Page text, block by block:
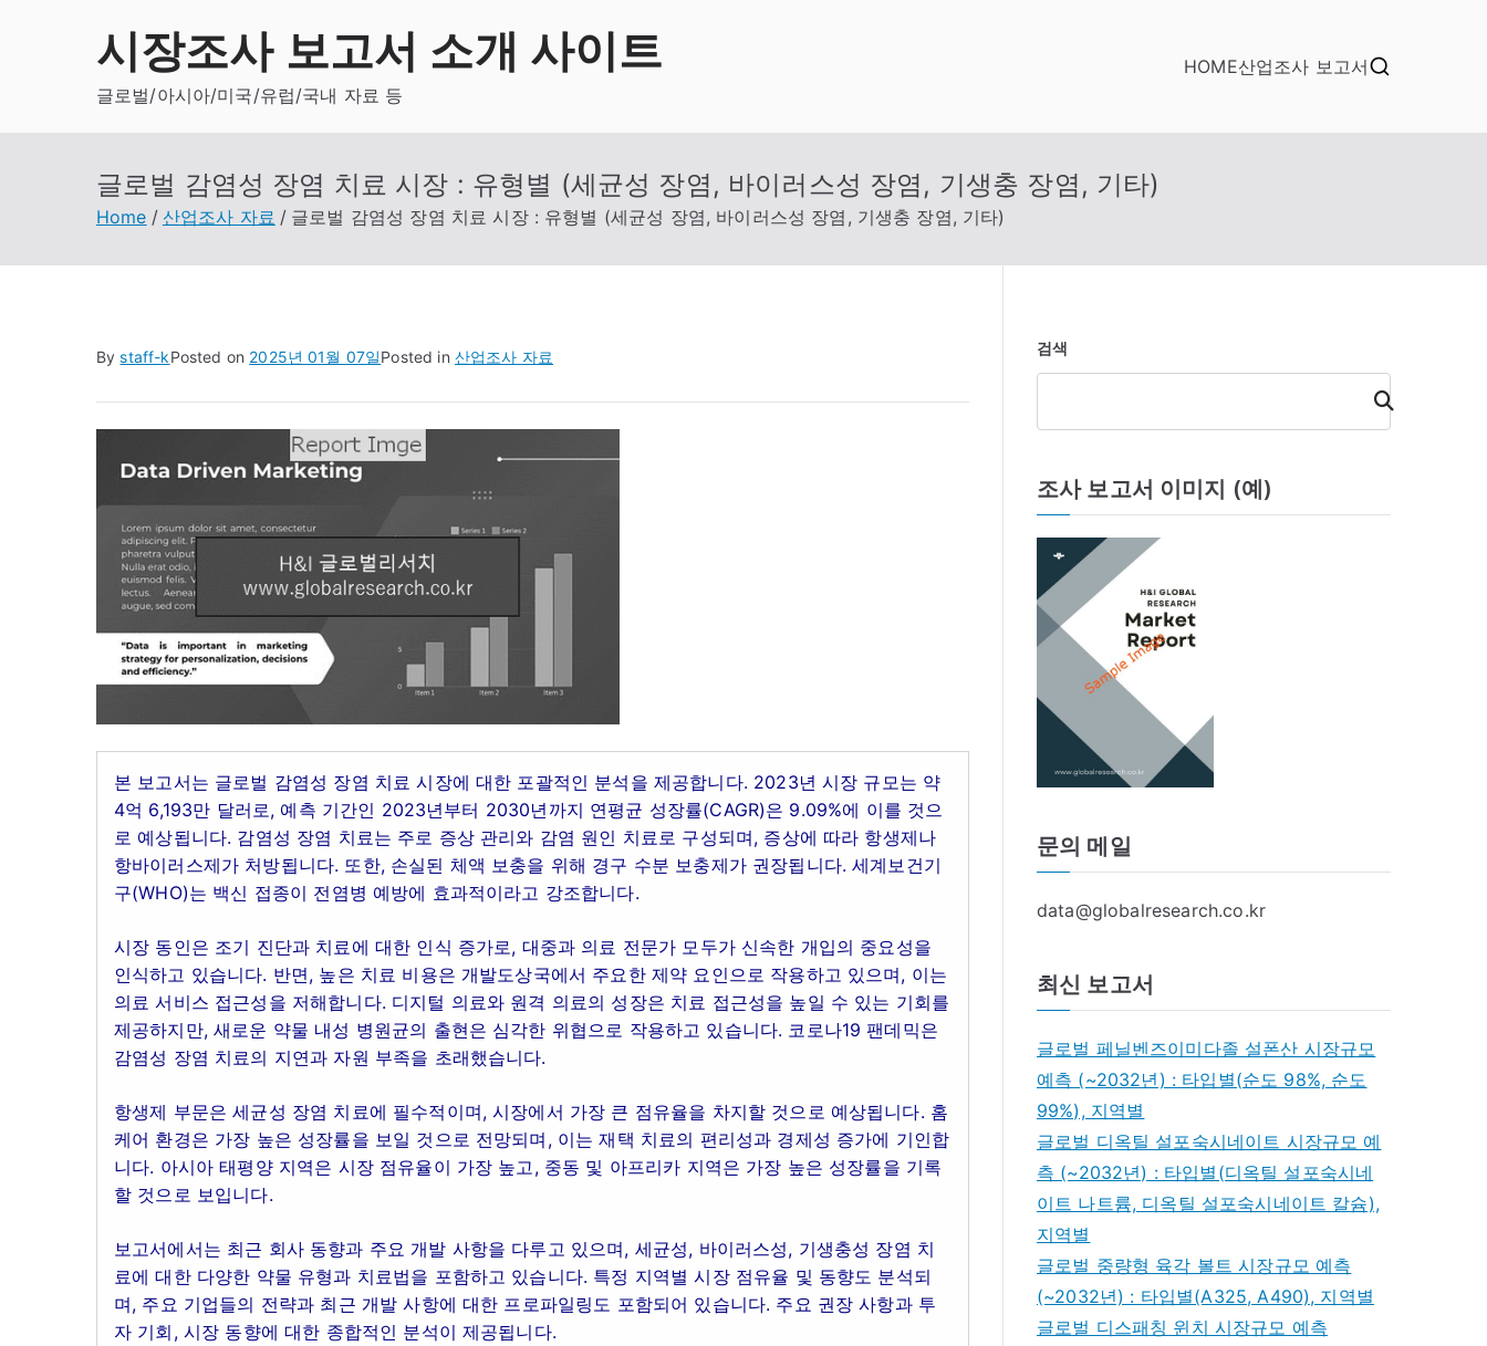
시장조사 보고서 소개 사이트
글로벌/아시아/미국/유럽/국내 자료 등
HOME산업조사 보고서
글로벌 감염성 장염 치료 시장 : 유형별 (세균성 장염, 바이러스성 장염, 기생충 장염, 기타)
Home 산업조사 자료 글로벌 감염성 장염 치료 시장 : 유형별 (세균성 장염, 바이러스성 장염, 기생충 장염, 기타)
Bystaff-kPosted on 2025년 01월 07일Posted in 산업조사 자료
본 보고서는 글로벌 감염성 장염 치료 시장에 대한 포괄적인 분석을 제공합니다. 2023년 시장 규모는 약
4억 6,193만 달러로, 예측 기간인 2023년부터 2030년까지 연평균 성장률(CAGR)은 9.09%에 이를 것으
로 예상됩니다. 감염성 장염 치료는 주로 증상 관리와 감염 원인 치료로 구성되며, 증상에 따라 항생제나
항바이러스제가 처방됩니다. 또한, 손실된 체액 보충을 위해 경구 수분 보충제가 권장됩니다. 세계보건기
구(WHO)는 백신 접종이 전염병 예방에 효과적이라고 강조합니다.
시장 동인은 조기 진단과 치료에 대한 인식 증가로, 대중과 의료 전문가 모두가 신속한 개입의 중요성을
인식하고 있습니다. 반면, 높은 치료 비용은 개발도상국에서 주요한 제약 요인으로 작용하고 있으며, 이는
의료 서비스 접근성을 저해합니다. 디지털 의료와 원격 의료의 성장은 치료 접근성을 높일 수 있는 기회를
제공하지만, 새로운 약물 내성 병원균의 출현은 심각한 위협으로 작용하고 있습니다. 코로나19 팬데믹은
감염성 장염 치료의 지연과 자원 부족을 초래했습니다.
항생제 부문은 세균성 장염 치료에 필수적이며, 시장에서 가장 큰 점유율을 차지할 것으로 예상됩니다. 홈
케어 환경은 가장 높은 성장률을 보일 것으로 전망되며, 이는 재택 치료의 편리성과 경제성 증가에 기인합
니다. 아시아 태평양 지역은 시장 점유율이 가장 높고, 중동 및 아프리카 지역은 가장 높은 성장률을 기록
할 것으로 보입니다.
보고서에서는 최근 회사 동향과 주요 개발 사항을 다루고 있으며, 세균성, 바이러스성, 기생충성 장염 치
료에 대한 다양한 약물 유형과 치료법을 포함하고 있습니다. 특정 지역별 시장 점유율 및 동향도 분석되
며, 주요 기업들의 전략과 최근 개발 사항에 대한 프로파일링도 포함되어 있습니다. 주요 권장 사항과 투
자 기회, 시장 동향에 대한 종합적인 분석이 제공됩니다.
검색
검
색
조사 보고서 이미지 (예)
문의 메일
data@globalresearch.co.kr
최신 보고서
글로벌 페닐벤즈이미다졸 설폰산 시장규모
예측 (~2032년) : 타입별(순도 98%, 순도
99%), 지역별
글로벌 디옥틸 설포숙시네이트 시장규모 예
측 (~2032년) : 타입별(디옥틸 설포숙시네
이트 나트륨, 디옥틸 설포숙시네이트 칼슘),
지역별
글로벌 중량형 육각 볼트 시장규모 예측
(~2032년) : 타입별(A325, A490), 지역별
글로벌 디스패칭 윈치 시장규모 예측